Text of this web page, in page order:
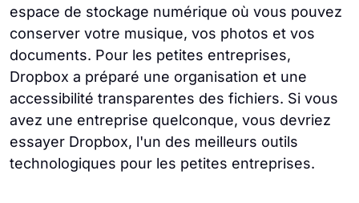
espace de stockage numérique où vous pouvez
conserver votre musique, vos photos et vos
documents. Pour les petites entreprises,
Dropbox a préparé une organisation et une
accessibilité transparentes des fichiers. Si vous
avez une entreprise quelconque, vous devriez
essayer Dropbox, l'un des meilleurs outils
technologiques pour les petites entreprises.